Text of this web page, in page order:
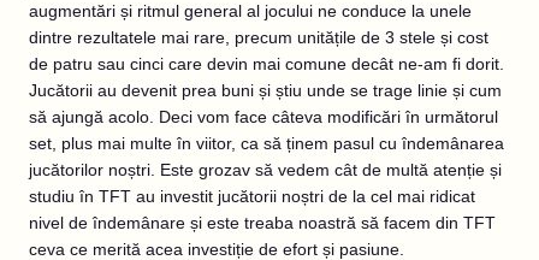
augmentări și ritmul general al jocului ne conduce la unele
dintre rezultatele mai rare, precum unitățile de 3 stele și cost
de patru sau cinci care devin mai comune decât ne-am fi dorit.
Jucătorii au devenit prea buni și știu unde se trage linie și cum
să ajungă acolo. Deci vom face câteva modificări în următorul
set, plus mai multe în viitor, ca să ținem pasul cu îndemânarea
jucătorilor noștri. Este grozav să vedem cât de multă atenție și
studiu în TFT au investit jucătorii noștri de la cel mai ridicat
nivel de îndemânare și este treaba noastră să facem din TFT
ceva ce merită acea investiție de efort și pasiune.